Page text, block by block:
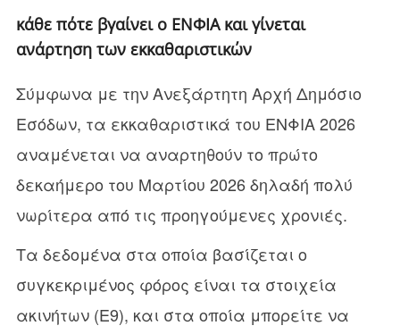
κάθε πότε βγαίνει ο ΕΝΦΙΑ και γίνεται
ανάρτηση των εκκαθαριστικών
Σύμφωνα με την Ανεξάρτητη Αρχή Δημόσιο
Εσόδων, τα εκκαθαριστικά του ΕΝΦΙΑ 2026
αναμένεται να αναρτηθούν το πρώτο
δεκαήμερο του Μαρτίου 2026 δηλαδή πολύ
νωρίτερα από τις προηγούμενες χρονιές.
Τα δεδομένα στα οποία βασίζεται ο
συγκεκριμένος φόρος είναι τα στοιχεία
ακινήτων (Ε9), και στα οποία μπορείτε να